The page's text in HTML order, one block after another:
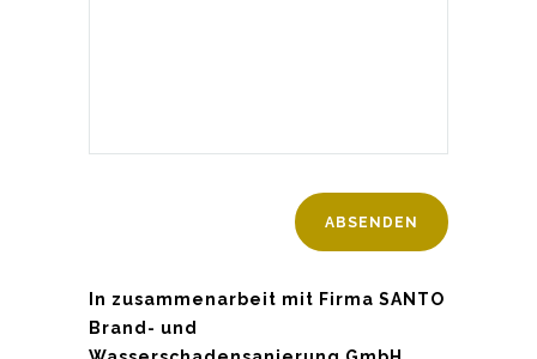
In zusammenarbeit mit Firma SANTO
Brand- und